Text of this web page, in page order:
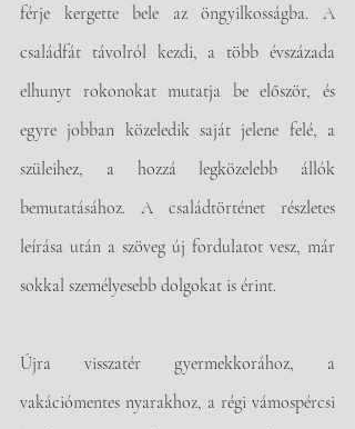
férje kergette bele az öngyilkosságba. A
családfát távolról kezdi, a több évszázada
elhunyt rokonokat mutatja be először, és
egyre jobban közeledik saját jelene felé, a
szüleihez, a hozzá legközelebb állók
bemutatásához. A családtörténet részletes
leírása után a szöveg új fordulatot vesz, már
sokkal személyesebb dolgokat is érint.
Újra visszatér gyermekkorához, a
vakációmentes nyarakhoz, a régi vámospércsi